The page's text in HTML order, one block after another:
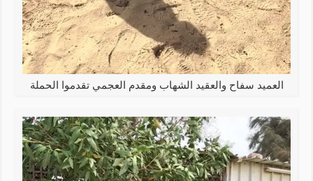
العميد سفاح والعقيد الشهاب ومقدم العجمي تقدموا الحملة